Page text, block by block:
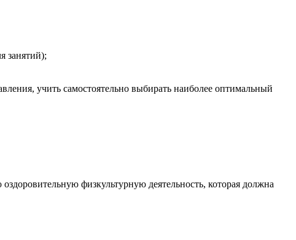
занятий);
учить самостоятельно выбирать наиболее оптимальный
физкультурную деятельность, которая должна